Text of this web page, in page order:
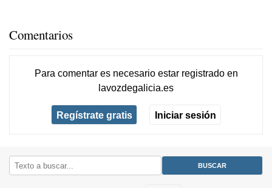
Comentarios
Para comentar es necesario estar registradoen
lavozdegalicia.es
Regístrate gratis Iniciar sesión